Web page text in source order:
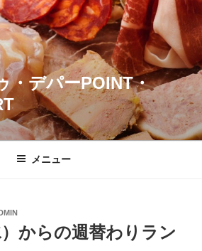
・デパーPOINT・
メニュー
からの週替わりラン